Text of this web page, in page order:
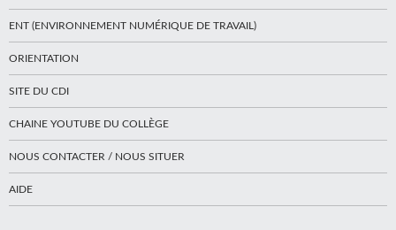
ENT (ENVIRONNEMENT NUMÉRIQUE DE TRAVAIL)
ORIENTATION
SITE DU CDI
CHAINE YOUTUBE DU COLLÈGE
NOUS CONTACTER / NOUS SITUER
AIDE